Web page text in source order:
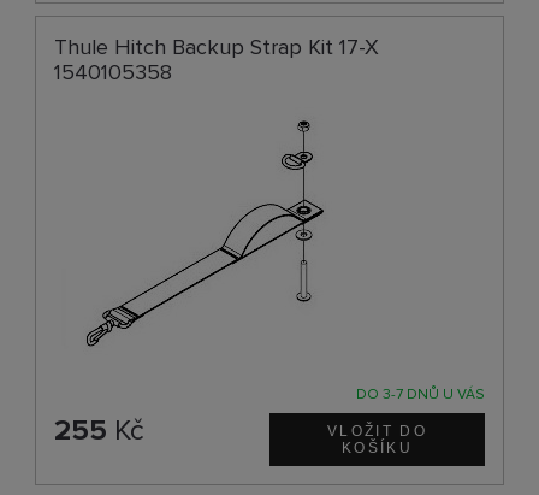
Thule Hitch Backup Strap Kit 17-X
1540105358
DO 3-7 DNŮ U VÁS
255 Kč